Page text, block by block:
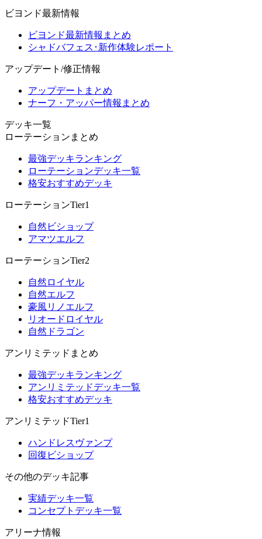
ビヨンド最新情報
ビヨンド最新情報まとめ
シャドバフェス･新作体験レポート
アップデート/修正情報
アップデートまとめ
ナーフ・アッパー情報まとめ
デッキ一覧
ローテーションまとめ
最強デッキランキング
ローテーションデッキ一覧
格安おすすめデッキ
ローテーションTier1
自然ビショップ
アマツエルフ
ローテーションTier2
自然ロイヤル
自然エルフ
豪風リノエルフ
リオードロイヤル
自然ドラゴン
アンリミテッドまとめ
最強デッキランキング
アンリミテッドデッキ一覧
格安おすすめデッキ
アンリミテッドTier1
ハンドレスヴァンプ
回復ビショップ
その他のデッキ記事
実績デッキ一覧
コンセプトデッキ一覧
アリーナ情報